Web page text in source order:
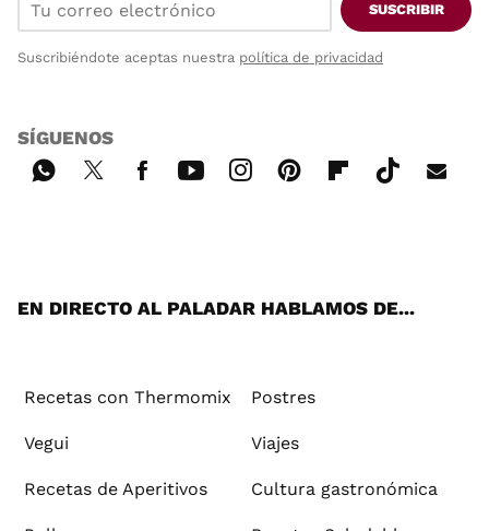
SUSCRIBIR
Suscribiéndote aceptas nuestra política de privacidad
SÍGUENOS
EN DIRECTO AL PALADAR HABLAMOS DE...
Recetas con Thermomix Postres
Vegui Viajes
Recetas de Aperitivos Cultura gastronómica